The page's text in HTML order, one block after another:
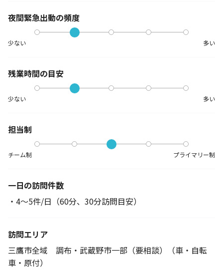
夜間緊急出動の頻度
少ない 多い
残業時間の目安
少ない 多い
担当制
チーム制 プライマリー制
一日の訪問件数
・4～5件/日（60分、30分訪問目安）
訪問エリア
三鷹市全域 調布・武蔵野市一部（要相談）（車・自転
車・原付）